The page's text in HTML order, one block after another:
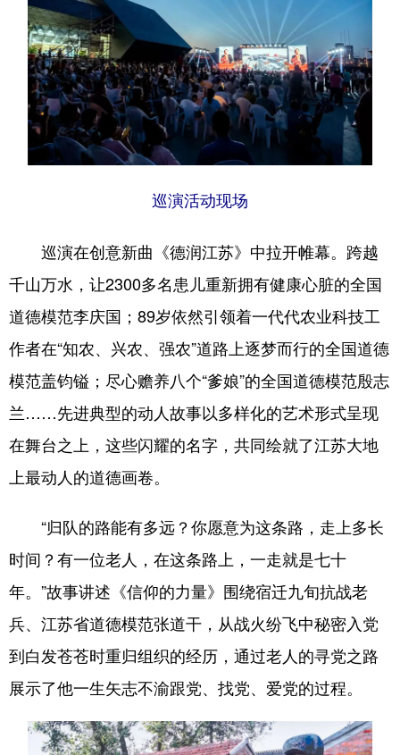
巡演活动现场
巡演在创意新曲《德润江苏》中拉开帷幕。跨越
千山万水，让2300多名患儿重新拥有健康心脏的全国
道德模范李庆国；89岁依然引领着一代代农业科技工
作者在“知农、兴农、强农”道路上逐梦而行的全国道德
模范盖钧镒；尽心赡养八个“爹娘”的全国道德模范殷志
兰……先进典型的动人故事以多样化的艺术形式呈现
在舞台之上，这些闪耀的名字，共同绘就了江苏大地
上最动人的道德画卷。
“归队的路能有多远？你愿意为这条路，走上多长
时间？有一位老人，在这条路上，一走就是七十
年。”故事讲述《信仰的力量》围绕宿迁九旬抗战老
兵、江苏省道德模范张道干，从战火纷飞中秘密入党
到白发苍苍时重归组织的经历，通过老人的寻党之路
展示了他一生矢志不渝跟党、找党、爱党的过程。